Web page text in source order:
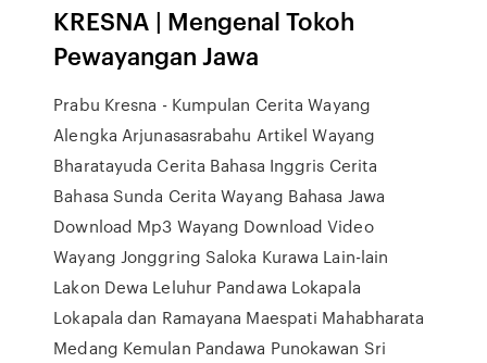
KRESNA | Mengenal Tokoh
Pewayangan Jawa
Prabu Kresna - Kumpulan Cerita Wayang
Alengka Arjunasasrabahu Artikel Wayang
Bharatayuda Cerita Bahasa Inggris Cerita
Bahasa Sunda Cerita Wayang Bahasa Jawa
Download Mp3 Wayang Download Video
Wayang Jonggring Saloka Kurawa Lain-lain
Lakon Dewa Leluhur Pandawa Lokapala
Lokapala dan Ramayana Maespati Mahabharata
Medang Kemulan Pandawa Punokawan Sri